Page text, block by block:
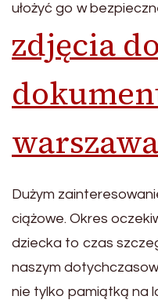
ułożyć go w
zdjęcia do
Dużym
ciążowe. Okres
dziecka to czas
naszym
nie tylko pamiątką na